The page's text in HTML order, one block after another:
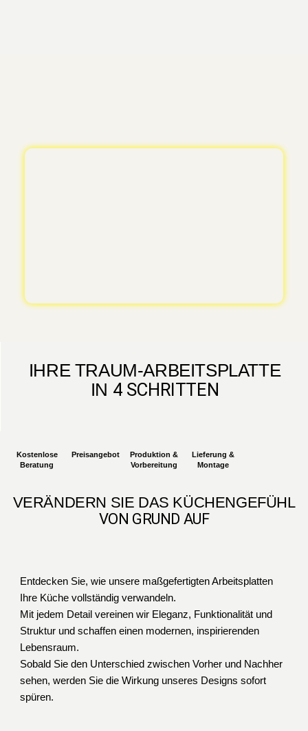
IHRE TRAUM-ARBEITSPLATTE
IN 4 SCHRITTEN
Kostenlose
Beratung
Preisangebot
Produktion &
Vorbereitung
Lieferung &
Montage
VERÄNDERN SIE DAS KÜCHENGEFÜHL
VON GRUND AUF
Entdecken Sie, wie unsere maßgefertigten Arbeitsplatten
Ihre Küche vollständig verwandeln.
Mit jedem Detail vereinen wir Eleganz, Funktionalität und
Struktur und schaffen einen modernen, inspirierenden
Lebensraum.
Sobald Sie den Unterschied zwischen Vorher und Nachher
sehen, werden Sie die Wirkung unseres Designs sofort
spüren.